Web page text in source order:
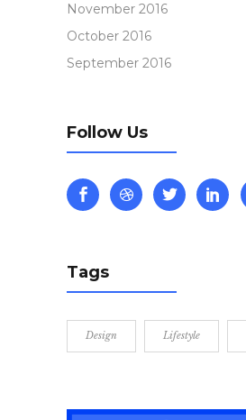
November 2016
October 2016
September 2016
Follow Us
Tags
Design Lifestyle